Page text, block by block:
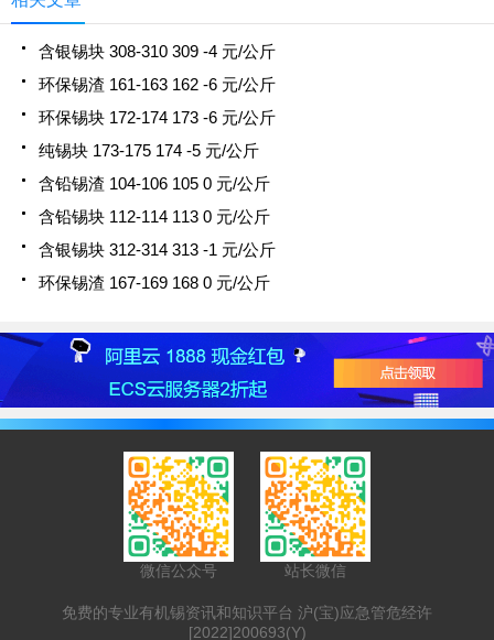
含银锡块 308-310 309 -4 元/公斤
环保锡渣 161-163 162 -6 元/公斤
环保锡块 172-174 173 -6 元/公斤
纯锡块 173-175 174 -5 元/公斤
含铅锡渣 104-106 105 0 元/公斤
含铅锡块 112-114 113 0 元/公斤
含银锡块 312-314 313 -1 元/公斤
环保锡渣 167-169 168 0 元/公斤
微信公众号 站长微信
免费的专业有机锡资讯和知识平台 沪(宝)应急管危经许
[2022]200693(Y)